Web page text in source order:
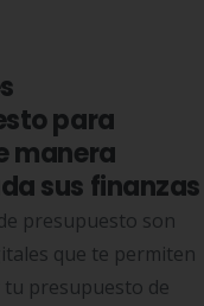
para
manera
sus finanzas
presupuesto son
que te permiten
presupuesto de